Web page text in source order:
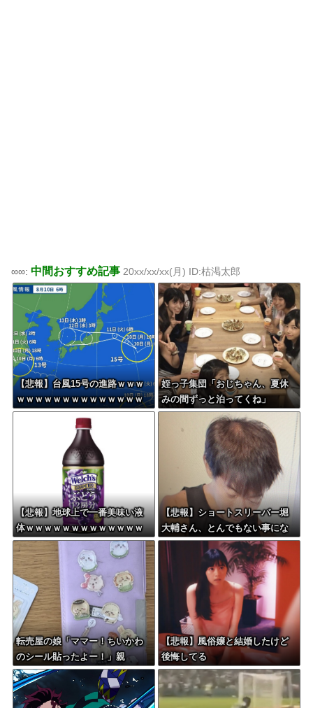
∞∞: 中間おすすめ記事 20xx/xx/xx(月) ID:枯渇太郎
【悲報】台風15号の進路ｗｗｗ
ｗｗｗｗｗｗｗｗｗｗｗｗｗｗ
姪っ子集団「おじちゃん、夏休
みの間ずっと泊ってくね」
【悲報】地球上で一番美味い液
体ｗｗｗｗｗｗｗｗｗｗｗｗｗ
ｗｗｗｗｗｗｗｗｗｗｗｗｗｗ
ｗｗｗｗｗｗ
【悲報】ショートスリーバー堀
大輔さん、とんでもない事にな
る・・・
転売屋の娘「ママー！ちいかわ
のシール貼ったよー！」親
「！！！！！！」→
【悲報】風俗嬢と結婚したけど
後悔してる